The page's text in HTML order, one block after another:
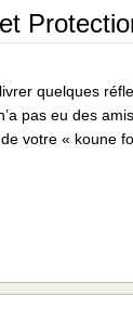
quelques
pas eu des
votre « koune